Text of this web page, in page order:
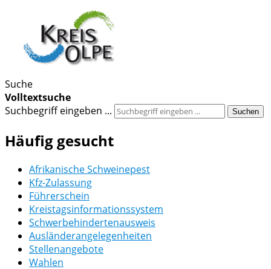
Suche
Volltextsuche
Suchbegriff eingeben ...
Suchen
Häufig gesucht
Afrikanische Schweinepest
Kfz-Zulassung
Führerschein
Kreistagsinformationssystem
Schwerbehindertenausweis
Ausländerangelegenheiten
Stellenangebote
Wahlen